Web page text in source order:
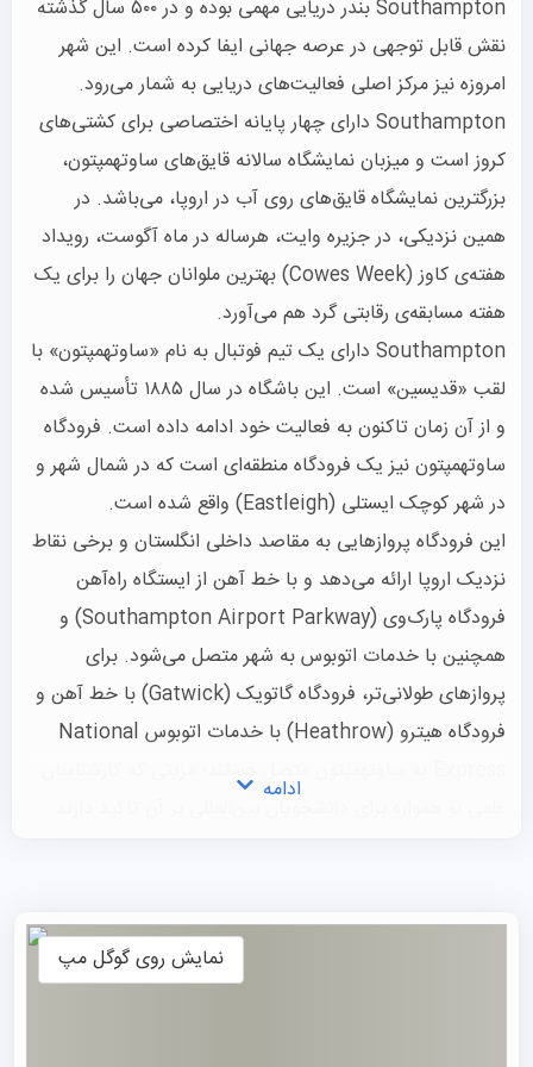
Southampton بندر دریایی مهمی بوده و در ۵۰۰ سال گذشته
نقش قابل توجهی در عرصه جهانی ایفا کرده است. این شهر
امروزه نیز مرکز اصلی فعالیت‌های دریایی به شمار می‌رود.
Southampton دارای چهار پایانه اختصاصی برای کشتی‌های
کروز است و میزبان نمایشگاه سالانه قایق‌های ساوتهمپتون،
بزرگترین نمایشگاه قایق‌های روی آب در اروپا، می‌باشد. در
همین نزدیکی، در جزیره وایت، هرساله در ماه آگوست، رویداد
هفته‌ی کاوز (Cowes Week) بهترین ملوانان جهان را برای یک
هفته مسابقه‌ی رقابتی گرد هم می‌آورد.
Southampton دارای یک تیم فوتبال به نام «ساوتهمپتون» با
لقب «قدیسین» است. این باشگاه در سال ۱۸۸۵ تأسیس شده
و از آن زمان تاکنون به فعالیت خود ادامه داده است. فرودگاه
ساوتهمپتون نیز یک فرودگاه منطقه‌ای است که در شمال شهر و
در شهر کوچک ایستلی (Eastleigh) واقع شده است.
این فرودگاه پروازهایی به مقاصد داخلی انگلستان و برخی نقاط
نزدیک اروپا ارائه می‌دهد و با خط آهن از ایستگاه راه‌آهن
فرودگاه پارک‌وی (Southampton Airport Parkway) و
همچنین با خدمات اتوبوس به شهر متصل می‌شود. برای
پروازهای طولانی‌تر، فرودگاه گاتویک (Gatwick) با خط آهن و
فرودگاه هیترو (Heathrow) با خدمات اتوبوس National
دروازه، که باشکوه‌ترین و اصلی‌ترین دروازه‌های شهر است، مرکز
حکومتی شهر بوده و دادگاه و زندان شهر را در خود جای داده
ادامه
نمایش روی گوگل مپ